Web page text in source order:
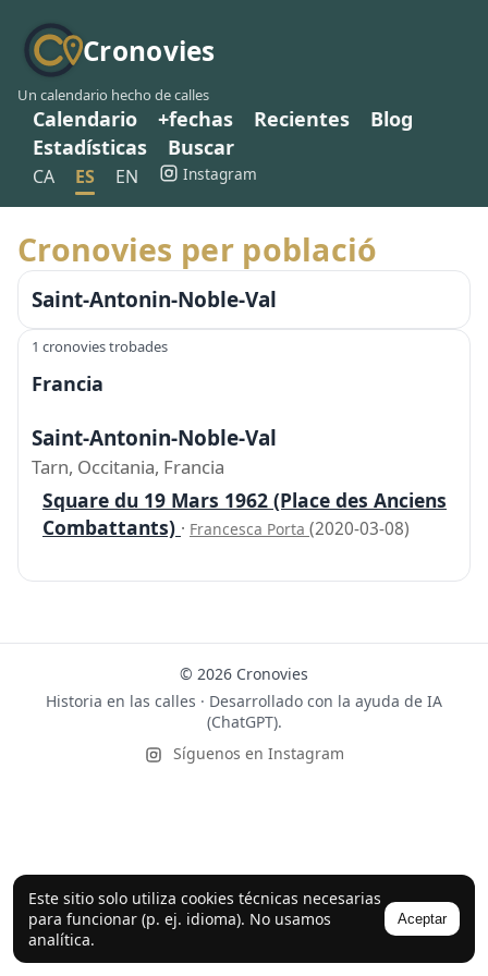
Cronovies
Un calendario hecho de calles
Calendario +fechas Recientes
Blog
Estadísticas
Buscar
CA ES EN Instagram
Este sitio solo utiliza cookies técnicas necesarias
para funcionar (p. ej. idioma). No usamos
analítica.
Aceptar
Cronovies per població
Saint-Antonin-Noble-Val
1 cronovies trobades
Francia
Saint-Antonin-Noble-Val
Tarn, Occitania, Francia
Square du 19 Mars 1962 (Place des Anciens
Combattants) · Francesca Porta (2020-03-08)
© 2026 Cronovies
Historia en las calles · Desarrollado con la ayuda de IA
(ChatGPT).
Síguenos en Instagram